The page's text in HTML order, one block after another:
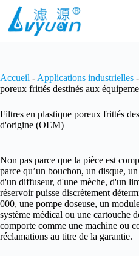
Passer
contenu
Accueil - Applications industrielles -
poreux frittés destinés aux
Filtres en plastique poreux frittés
d'origine (OEM)
Non pas parce que la pièce est
parce qu’un bouchon, un disque,
d'un diffuseur, d'une mèche, d'un
réservoir puisse discrètement
000, une pompe doseuse, un
système médical ou une cartouche
comporte comme une machine ou
réclamations au titre de la garantie.